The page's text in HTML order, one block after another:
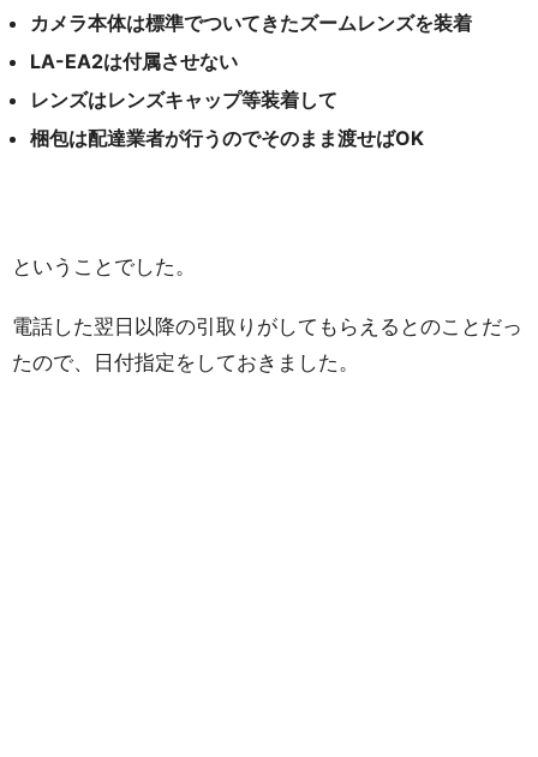
カメラ本体は標準でついてきたズームレンズを装着
LA-EA2は付属させない
レンズはレンズキャップ等装着して
梱包は配達業者が行うのでそのまま渡せばOK
ということでした。
電話した翌日以降の引取りがしてもらえるとのことだっ
たので、日付指定をしておきました。